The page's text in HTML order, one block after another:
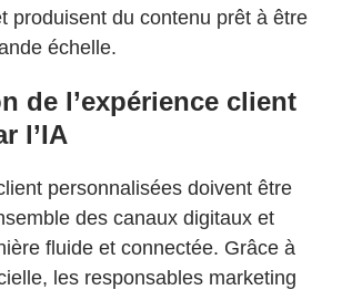
produisent du contenu prêt à être
échelle.
de l’expérience client
l’IA
personnalisées doivent être
des canaux digitaux et
fluide et connectée. Grâce à
les responsables marketing